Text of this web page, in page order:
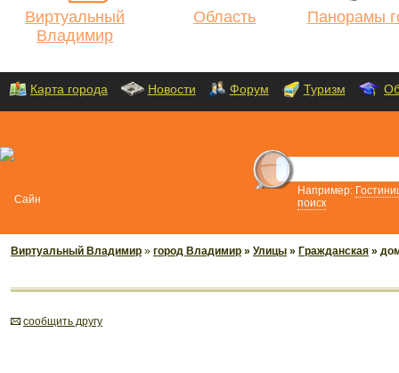
Виртуальный
Владимир
Область Панорамы
Карта города Новости Форум Туризм
Например:
поиск
Виртуальный Владимир » город Владимир » Улицы » Гражданская »
cообщить другу